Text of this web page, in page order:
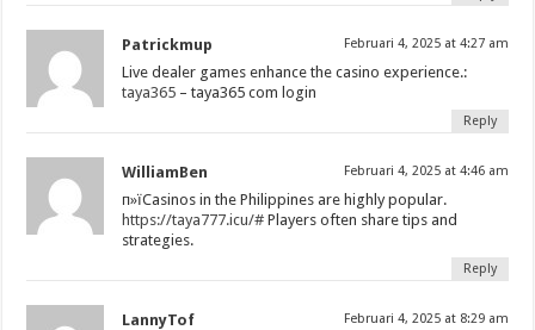
Patrickmup Februari 4, 2025 at 4:27 am
Live dealer games enhance the casino experience.:
taya365 – taya365 com login
Reply
WilliamBen Februari 4, 2025 at 4:46 am
п»їCasinos in the Philippines are highly popular.
https://taya777.icu/# Players often share tips and
strategies.
Reply
LannyTof Februari 4, 2025 at 8:29 am